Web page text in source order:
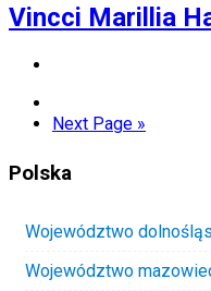
Vincci Marillia
Next Page »
Polska
Województwo
Województwo